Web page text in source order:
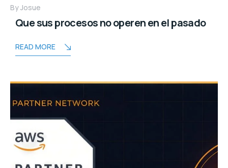
ByJosue
Que sus procesos no operen en el pasado
READ MORE